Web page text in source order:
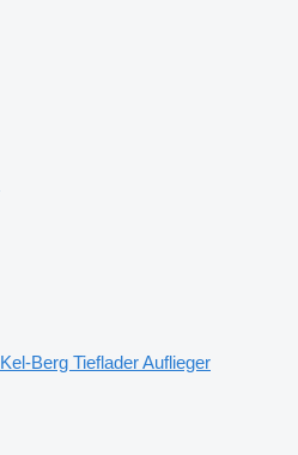
Kel-Berg Tieflader Auflieger